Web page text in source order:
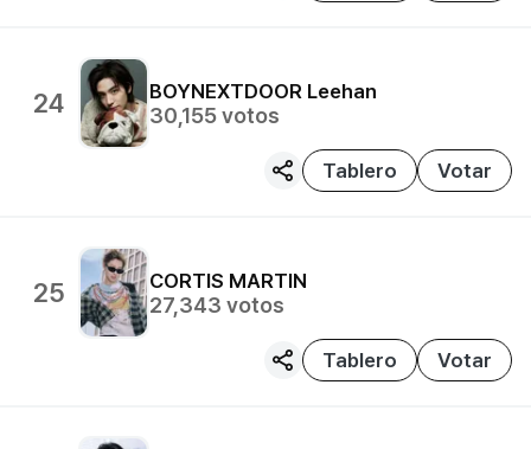
24 BOYNEXTDOOR Leehan
30,155votos
Tablero Votar
25 CORTIS MARTIN
27,343 votos
Tablero Votar